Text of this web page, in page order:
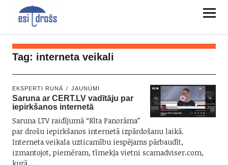
Tag: interneta veikali
EKSPERTI RUNĀ JAUNUMI
Saruna ar CERT.LV vadītāju par
iepirkšanos internetā
Saruna LTV raidījumā “Rīta Panorāma”
par drošu iepirkšanos internetā izpārdošanu laikā.
Interneta veikala uzticamību iespējams pārbaudīt,
izmantojot, piemēram, tīmekļa vietni scamadviser.com,